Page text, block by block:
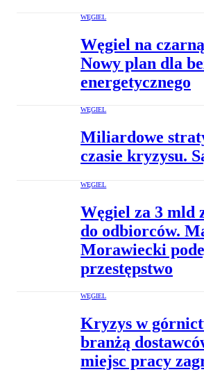
WĘGIEL
Węgiel na
Nowy plan dla
energetycznego
WĘGIEL
Miliardowe
czasie kryzysu.
WĘGIEL
Węgiel za 3 mld
do odbiorców.
Morawiecki
przestępstwo
WĘGIEL
Kryzys w
branżą
miejsc pracy